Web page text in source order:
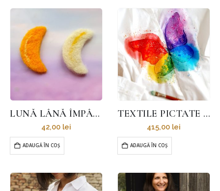
LUNĂ LÂNĂ ÎMPÂSLITĂ
42,00 lei
ADAUGĂ ÎN COȘ
TEXTILE PICTATE – CĂMAȘĂ COPII
415,00 lei
ADAUGĂ ÎN COȘ